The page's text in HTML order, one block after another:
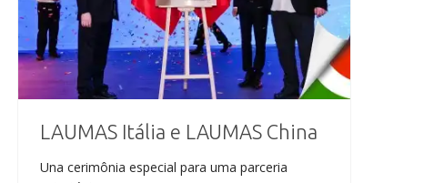
LAUMAS Itália e LAUMAS China
Una cerimônia especial para uma parceria